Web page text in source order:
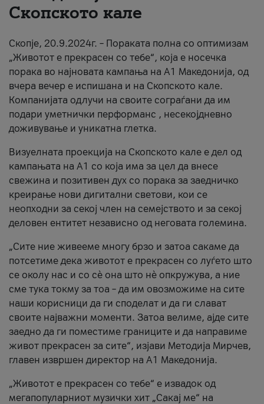
За нас
#ПодобарОнлајн
Скопското кале
Скопје, 20.9.2024г. – Пораката полна со оптимизам
„Животот е прекрасен со тебе“, која е носечка
порака во најновата кампања на А1 Македонија, од
вчера вечер е испишана и на Скопското кале.
Компанијата одлучи на своите сограѓани да им
подари уметнички перформанс , несекојдневно
доживување и уникатна глетка.
Визуелната проекција на Скопското кале е дел од
кампањата на А1 со која има за цел да внесе
свежина и позитивен дух со порака за заедничко
креирање нови дигитални светови, кои се
неопходни за секој член на семејството и за секој
деловен ентитет независно од неговата големина.
„Сите ние живееме многу брзо и затоа сакаме да
потсетиме дека животот е прекрасен со луѓето што
се околу нас и со сè она што нè опкружува, а ние
сме тука токму за тоа – да им овозможиме на сите
наши корисници да ги споделат и да ги слават
своите најважни моменти. Затоа велиме, ајде сите
заедно да ги поместиме границите и да направиме
живот прекрасен за сите“, изјави Методија Мирчев,
главен извршен директор на А1 Македонија.
„Животот е прекрасен со тебе“ е извадок од
мегапопуларниот музички хит „Сакај ме“ на